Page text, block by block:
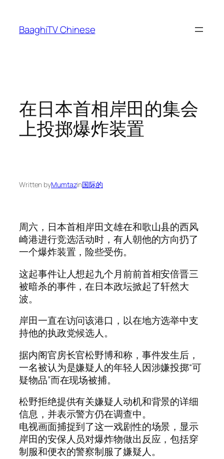
content
BaaghiTV Chinese
在日本首相岸田的集会
上投掷爆炸装置
Written byMumtazin国际的
周六，日本首相岸田文雄在和歌山县的西风
崎港进行竞选活动时，有人朝他的方向扔了
一个爆炸装置，险些受伤。
这起事件让人想起九个月前前首相安倍晋三
被暗杀的事件，在日本政坛掀起了轩然大
波。
岸田一直在访问该港口，以在地方选举中支
持他的执政党候选人。
据内阁官房长官松野博和称，事件发生后，
一名被认为是嫌疑人的年轻人因涉嫌投掷“可
疑物品”而在现场被捕。
松野拒绝提供有关嫌疑人动机和背景的详细
信息，并表示警方仍在调查中。
电视画面捕捉到了这一戏剧性的场景，显示
岸田的安保人员对爆炸物做出反应，包括穿
制服和便衣的警察制服了嫌疑人。